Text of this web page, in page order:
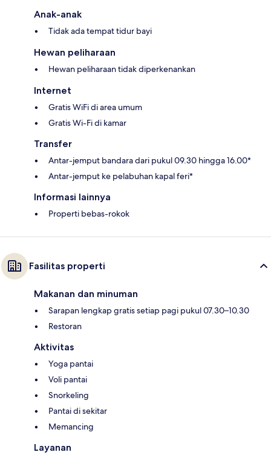
Anak-anak
Tidak ada tempat tidur bayi
Hewan peliharaan
Hewan peliharaan tidak diperkenankan
Internet
Gratis WiFi di area umum
Gratis Wi-Fi di kamar
Transfer
Antar-jemput bandara dari pukul 09.30 hingga 16.00*
Antar-jemput ke pelabuhan kapal feri*
Informasi lainnya
Properti bebas-rokok
Fasilitas properti
Makanan dan minuman
Sarapan lengkap gratis setiap pagi pukul 07.30–10.30
Restoran
Aktivitas
Yoga pantai
Voli pantai
Snorkeling
Pantai di sekitar
Memancing
Layanan